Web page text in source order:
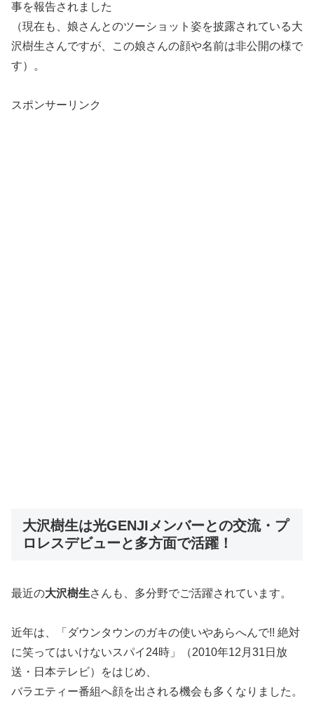
事を報告されました
（現在も、娘さんとのツーショット姿を披露されている大
沢樹生さんですが、この娘さんの顔や名前は非公開の様で
す）。
スポンサーリンク
大沢樹生は光GENJIメンバーとの交流・プ
ロレスデビューと多方面で活躍！
最近の大沢樹生さんも、多分野でご活躍されています。
近年は、「ダウンタウンのガキの使いやあらへんで!! 絶対
に笑ってはいけないスパイ24時」（2010年12月31日放
送・日本テレビ）をはじめ、
バラエティー番組へ顔を出される機会も多くなりました。